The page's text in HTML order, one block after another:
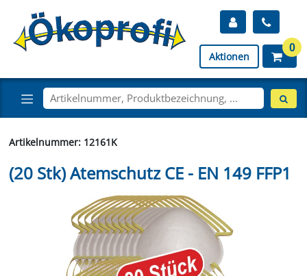
Aktionen
0
Artikelnummer: 12161K
(20 Stk) Atemschutz CE - EN 149 FFP1